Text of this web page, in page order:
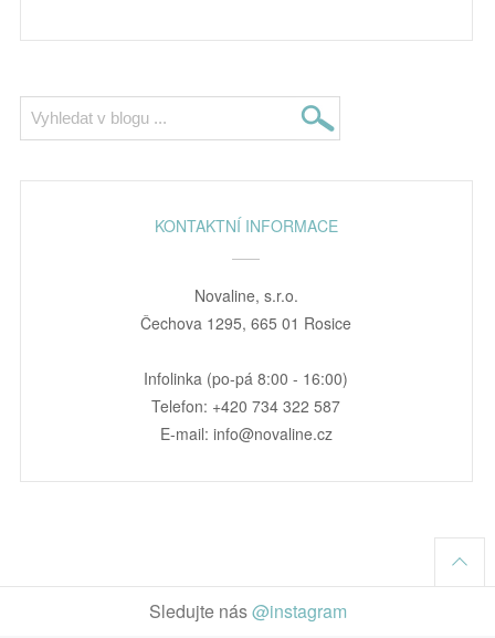
KONTAKTNÍ INFORMACE
Novaline, s.r.o.
Čechova 1295, 665 01 Rosice
Infolinka (po-pá 8:00 - 16:00)
Telefon: +420 734 322 587
E-mail: info@novaline.cz
Sledujte nás@instagram